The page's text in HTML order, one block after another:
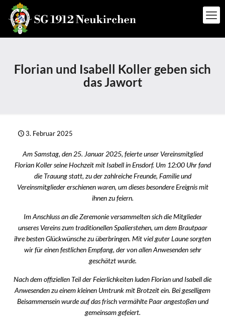
Florian und Isabell Koller geben sich
das Jawort
3. Februar 2025
Am Samstag, den 25. Januar 2025, feierte unser Vereinsmitglied
Florian Koller seine Hochzeit mit Isabell in Ensdorf. Um 12:00 Uhr fand
die Trauung statt, zu der zahlreiche Freunde, Familie und
Vereinsmitglieder erschienen waren, um dieses besondere Ereignis mit
ihnen zu feiern.
Im Anschluss an die Zeremonie versammelten sich die Mitglieder
unseres Vereins zum traditionellen Spalierstehen, um dem Brautpaar
ihre besten Glückwünsche zu überbringen. Mit viel guter Laune sorgten
wir für einen festlichen Empfang, der von allen Anwesenden sehr
geschätzt wurde.
Nach dem offiziellen Teil der Feierlichkeiten luden Florian und Isabell die
Anwesenden zu einem kleinen Umtrunk mit Brotzeit ein. Bei geselligem
Beisammensein wurde auf das frisch vermählte Paar angestoßen und
gemeinsam gefeiert.